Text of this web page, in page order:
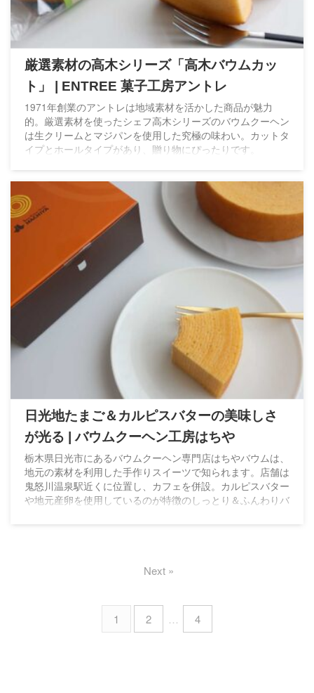
厳選素材の高木シリーズ「高木バウムカッ
ト」 | ENTREE 菓子工房アントレ
1971年創業のアントレは地域素材を活かした商品が魅力
的。厳選素材を使ったシェフ高木シリーズのバウムクーヘン
は生クリームとマジパンを使用した究極の味わい。カットタ
イプとホールタイプがあり、贈り物にぴったりです。
日光地たまご＆カルピスバターの美味しさ
が光る | バウムクーヘン工房はちや
栃木県日光市にあるバウムクーヘン専門店はちやバウムは、
地元の素材を利用した手作りスイーツで知られます。店舗は
鬼怒川温泉駅近くに位置し、カフェを併設。カルピスバター
や地元産卵を使用しているのが特徴のしっとり＆ふんわりバ
1 2 … 4
Next »